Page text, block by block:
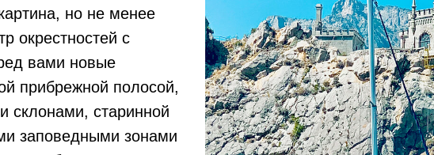
но не менее
окрестностей с
вами новые
прибрежной полосой,
склонами, старинной
заповедными зонами